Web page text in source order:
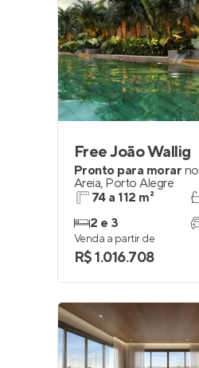
Free João Wallig
Pronto para morar no
Areia, Porto Alegre
74 a 112 m²
2 e 3
Venda a partir de
R$ 1.016.708